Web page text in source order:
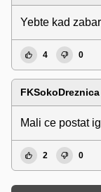
Yebte kad
4 0
FKSokoDreznica
Mali ce postat
2 0